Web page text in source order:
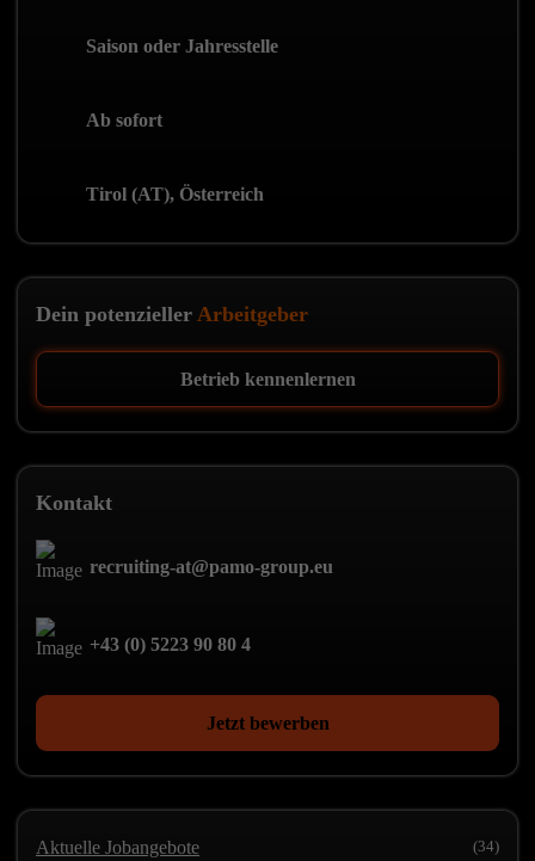
Saison oder Jahresstelle
Ab sofort
Tirol (AT), Österreich
Dein potenzieller Arbeitgeber
Betrieb kennenlernen
Kontakt
recruiting-at@pamo-group.eu
+43 (0) 5223 90 80 4
Jetzt bewerben
Aktuelle Jobangebote (34)